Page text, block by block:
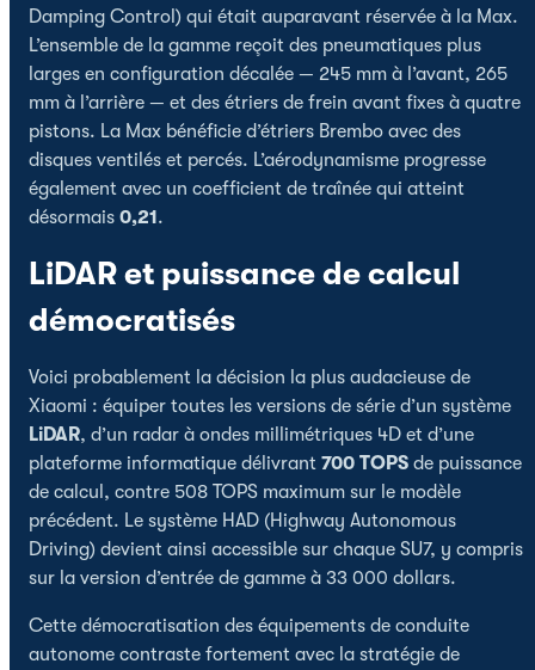
Damping Control) qui était auparavant réservée à la Max.
L’ensemble de la gamme reçoit des pneumatiques plus
larges en configuration décalée — 245 mm à l’avant, 265
mm à l’arrière — et des étriers de frein avant fixes à quatre
pistons. La Max bénéficie d’étriers Brembo avec des
disques ventilés et percés. L’aérodynamisme progresse
également avec un coefficient de traînée qui atteint
désormais 0,21.
LiDAR et puissance de calcul
démocratisés
Voici probablement la décision la plus audacieuse de
Xiaomi : équiper toutes les versions de série d’un système
LiDAR, d’un radar à ondes millimétriques 4D et d’une
plateforme informatique délivrant 700 TOPS de puissance
de calcul, contre 508 TOPS maximum sur le modèle
précédent. Le système HAD (Highway Autonomous
Driving) devient ainsi accessible sur chaque SU7, y compris
sur la version d’entrée de gamme à 33 000 dollars.
Cette démocratisation des équipements de conduite
autonome contraste fortement avec la stratégie de